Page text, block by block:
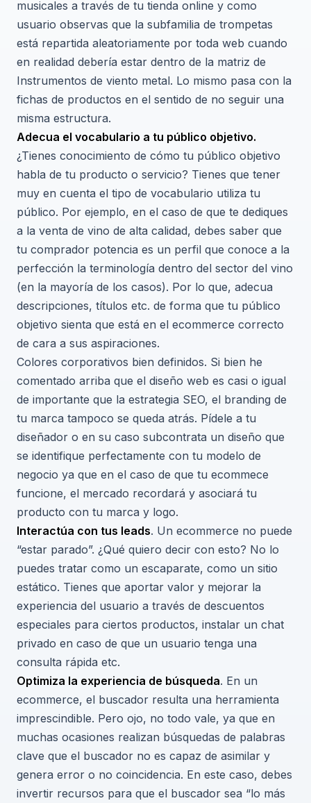
musicales a través de tu tienda online y como
usuario observas que la subfamilia de trompetas
está repartida aleatoriamente por toda web cuando
en realidad debería estar dentro de la matriz de
Instrumentos de viento metal. Lo mismo pasa con la
fichas de productos en el sentido de no seguir una
misma estructura.
Adecua el vocabulario a tu público objetivo.
¿Tienes conocimiento de cómo tu público objetivo
habla de tu producto o servicio? Tienes que tener
muy en cuenta el tipo de vocabulario utiliza tu
público. Por ejemplo, en el caso de que te dediques
a la venta de vino de alta calidad, debes saber que
tu comprador potencia es un perfil que conoce a la
perfección la terminología dentro del sector del vino
(en la mayoría de los casos). Por lo que, adecua
descripciones, títulos etc. de forma que tu público
objetivo sienta que está en el ecommerce correcto
de cara a sus aspiraciones.
Colores corporativos bien definidos. Si bien he
comentado arriba que el diseño web es casi o igual
de importante que la estrategia SEO, el branding de
tu marca tampoco se queda atrás. Pídele a tu
diseñador o en su caso subcontrata un diseño que
se identifique perfectamente con tu modelo de
negocio ya que en el caso de que tu ecommece
funcione, el mercado recordará y asociará tu
producto con tu marca y logo.
Interactúa con tus leads. Un ecommerce no puede
“estar parado”. ¿Qué quiero decir con esto? No lo
puedes tratar como un escaparate, como un sitio
estático. Tienes que aportar valor y mejorar la
experiencia del usuario a través de descuentos
especiales para ciertos productos, instalar un chat
privado en caso de que un usuario tenga una
consulta rápida etc.
Optimiza la experiencia de búsqueda. En un
ecommerce, el buscador resulta una herramienta
imprescindible. Pero ojo, no todo vale, ya que en
muchas ocasiones realizan búsquedas de palabras
clave que el buscador no es capaz de asimilar y
genera error o no coincidencia. En este caso, debes
invertir recursos para que el buscador sea “lo más